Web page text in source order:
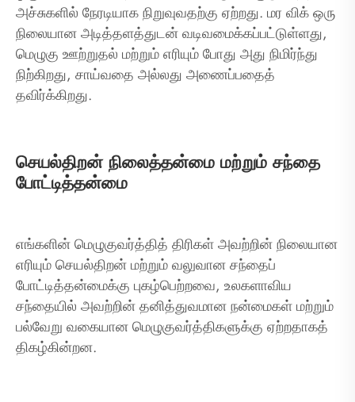
அச்சுகளில் நேரடியாக நிறுவுவதற்கு ஏற்றது. மர விக் ஒரு
நிலையான அடித்தளத்துடன் வடிவமைக்கப்பட்டுள்ளது,
மெழுகு ஊற்றுதல் மற்றும் எரியும் போது அது நிமிர்ந்து
நிற்கிறது, சாய்வதை அல்லது அணைப்பதைத்
தவிர்க்கிறது.
செயல்திறன் நிலைத்தன்மை மற்றும் சந்தை
போட்டித்தன்மை
எங்களின் மெழுகுவர்த்தித் திரிகள் அவற்றின் நிலையான
எரியும் செயல்திறன் மற்றும் வலுவான சந்தைப்
போட்டித்தன்மைக்கு புகழ்பெற்றவை, உலகளாவிய
சந்தையில் அவற்றின் தனித்துவமான நன்மைகள் மற்றும்
பல்வேறு வகையான மெழுகுவர்த்திகளுக்கு ஏற்றதாகத்
திகழ்கின்றன.